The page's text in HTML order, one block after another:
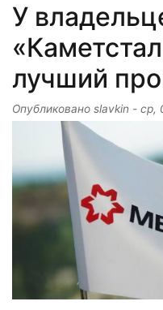
У
лучший
Опубликовано slavkin - ср,